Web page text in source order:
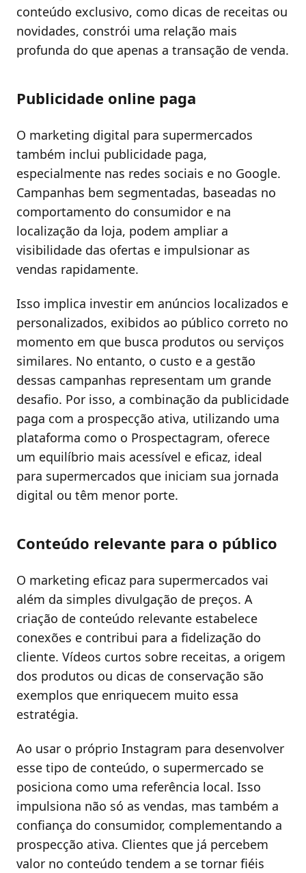
conteúdo exclusivo, como dicas de receitas ou
novidades, constrói uma relação mais
profunda do que apenas a transação de venda.
Publicidade online paga
O marketing digital para supermercados
também inclui publicidade paga,
especialmente nas redes sociais e no Google.
Campanhas bem segmentadas, baseadas no
comportamento do consumidor e na
localização da loja, podem ampliar a
visibilidade das ofertas e impulsionar as
vendas rapidamente.
Isso implica investir em anúncios localizados e
personalizados, exibidos ao público correto no
momento em que busca produtos ou serviços
similares. No entanto, o custo e a gestão
dessas campanhas representam um grande
desafio. Por isso, a combinação da publicidade
paga com a prospecção ativa, utilizando uma
plataforma como o Prospectagram, oferece
um equilíbrio mais acessível e eficaz, ideal
para supermercados que iniciam sua jornada
digital ou têm menor porte.
Conteúdo relevante para o público
O marketing eficaz para supermercados vai
além da simples divulgação de preços. A
criação de conteúdo relevante estabelece
conexões e contribui para a fidelização do
cliente. Vídeos curtos sobre receitas, a origem
dos produtos ou dicas de conservação são
exemplos que enriquecem muito essa
estratégia.
Ao usar o próprio Instagram para desenvolver
esse tipo de conteúdo, o supermercado se
posiciona como uma referência local. Isso
impulsiona não só as vendas, mas também a
confiança do consumidor, complementando a
prospecção ativa. Clientes que já percebem
valor no conteúdo tendem a se tornar fiéis